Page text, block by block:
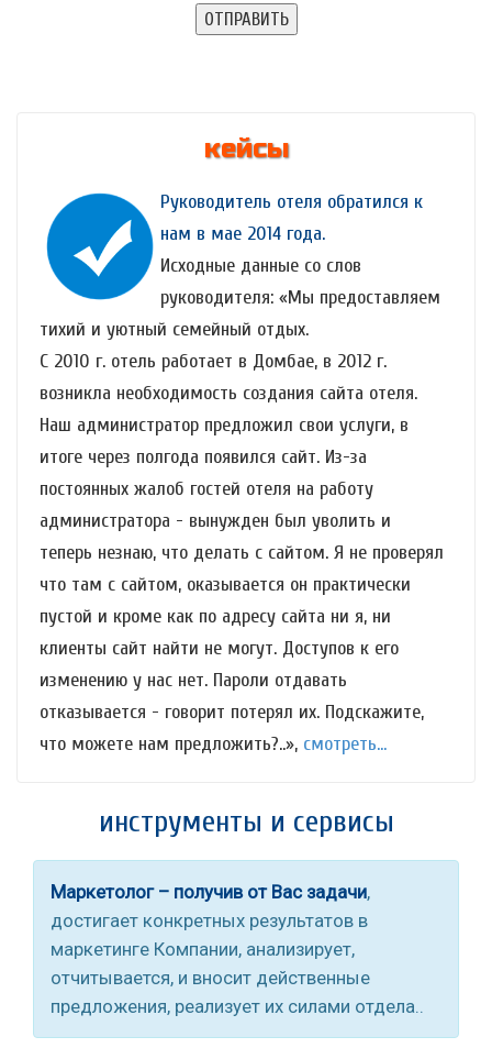
кейсы
Руководитель отеля обратился к
нам в мае 2014 года.
Исходные данные со слов
руководителя: «Мы предоставляем
тихий и уютный семейный отдых.
С 2010 г. отель работает в Домбае, в 2012 г.
возникла необходимость создания сайта отеля.
Наш администратор предложил свои услуги, в
итоге через полгода появился сайт. Из-за
постоянных жалоб гостей отеля на работу
администратора - вынужден был уволить и
теперь незнаю, что делать с сайтом. Я не проверял
что там с сайтом, оказывается он практически
пустой и кроме как по адресу сайта ни я, ни
клиенты сайт найти не могут. Доступов к его
изменению у нас нет. Пароли отдавать
отказывается - говорит потерял их. Подскажите,
что можете нам предложить?..», смотреть...
инструменты и сервисы
Маркетолог – получив от Вас задачи,
достигает конкретных результатов в
маркетинге Компании, анализирует,
отчитывается, и вносит действенные
предложения, реализует их силами отдела..